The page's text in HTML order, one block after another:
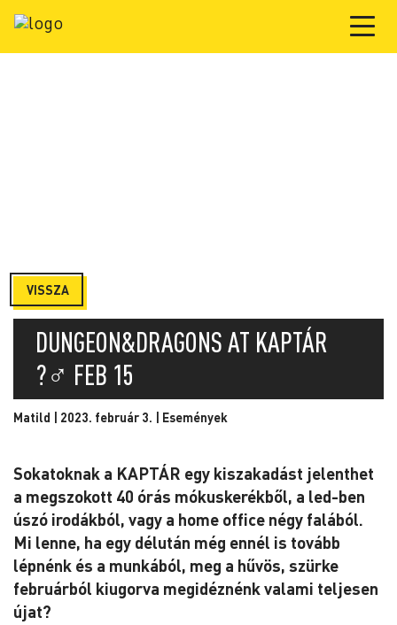
VISSZA
DUNGEON&DRAGONS AT KAPTÁR
?‍♂️ FEB 15
Matild | 2023. február 3. | Események
Sokatoknak a KAPTÁR egy kiszakadást jelenthet
a megszokott 40 órás mókuskerékből, a led-ben
úszó irodákból, vagy a home office négy falából.
Mi lenne, ha egy délután még ennél is tovább
lépnénk és a munkából, meg a hűvös, szürke
februárból kiugorva megidéznénk valami teljesen
újat?